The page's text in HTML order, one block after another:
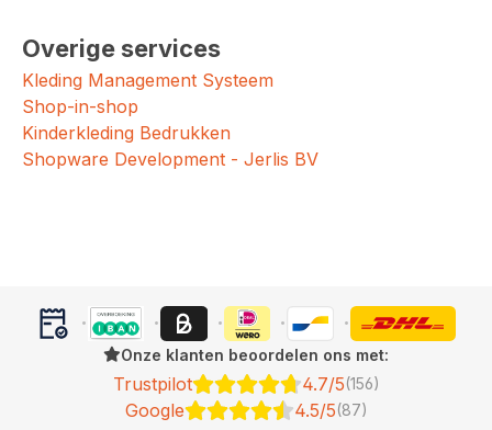
Overige services
Kleding Management Systeem
Shop-in-shop
Kinderkleding Bedrukken
Shopware Development - Jerlis BV
Onze klanten beoordelen ons met:
Trustpilot 4.7/5(156)
Google 4.5/5(87)